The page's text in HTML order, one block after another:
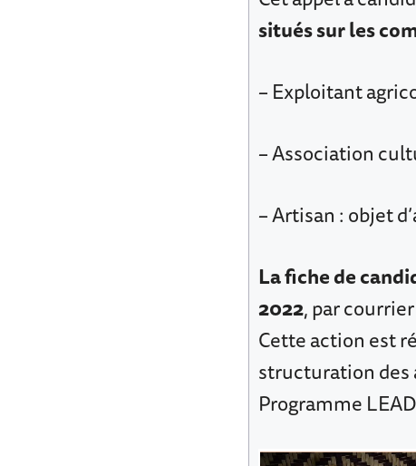
situés sur les
– Exploitant
– Association
– Artisan : objet
La fiche de
2022, par
Cette action est
structuration des
Programme